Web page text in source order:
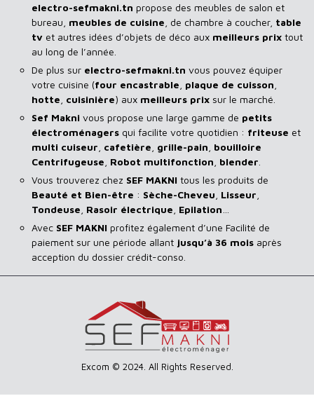
electro-sefmakni.tn propose des meubles de salon et
bureau, meubles de cuisine , de chambre à coucher, table
tv et autres idées d’objets de déco aux meilleurs prix tout
au long de l’année.
De plus sur electro-sefmakni.tn vous pouvez équiper
votre cuisine (four encastrable plaque de cuisson
hotte cuisinière) aux meilleurs prix sur le marché.
Sef Makni vous propose une large gamme de petits
électroménagers qui facilite votre quotidien : friteuse et
multi cuiseur cafetière grille-pain bouilloire
Centrifugeuse Robot multifonction blender
Vous trouverez chez SEF MAKNI tous les produits de
Beauté et Bien-être : Sèche-Cheveu Lisseur
Tondeuse Rasoir électrique Epilation
Avec SEF MAKNI profitez également d’une Facilité de
paiement sur une période allant jusqu’à 36 mois après
acception du dossier crédit-conso.
Excom © 2024. All Rights Reserved.